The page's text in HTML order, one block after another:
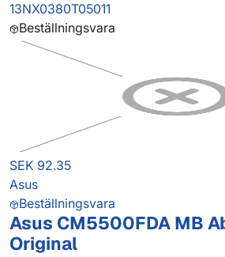
13NX0380T05011
Beställningsvara
SEK 92.35
Asus
Beställningsvara
Asus CM5500FDA MB
Original